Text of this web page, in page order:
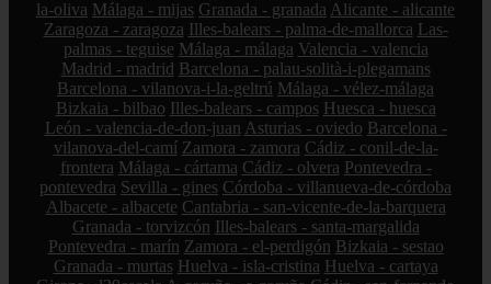
la-oliva Málaga - mijas Granada - granada Alicante - alicante
Zaragoza - zaragoza Illes-balears - palma-de-mallorca Las-
palmas - teguise Málaga - málaga Valencia - valencia
Madrid - madrid Barcelona - palau-solità-i-plegamans
Barcelona - vilanova-i-la-geltrú Málaga - vélez-málaga
Bizkaia - bilbao Illes-balears - campos Huesca - huesca
León - valencia-de-don-juan Asturias - oviedo Barcelona -
vilanova-del-camí Zamora - zamora Cádiz - conil-de-la-
frontera Málaga - cártama Cádiz - olvera Pontevedra -
pontevedra Sevilla - gines Córdoba - villanueva-de-córdoba
Albacete - albacete Cantabria - san-vicente-de-la-barquera
Granada - torvizcón Illes-balears - santa-margalida
Pontevedra - marín Zamora - el-perdigón Bizkaia - sestao
Granada - murtas Huelva - isla-cristina Huelva - cartaya